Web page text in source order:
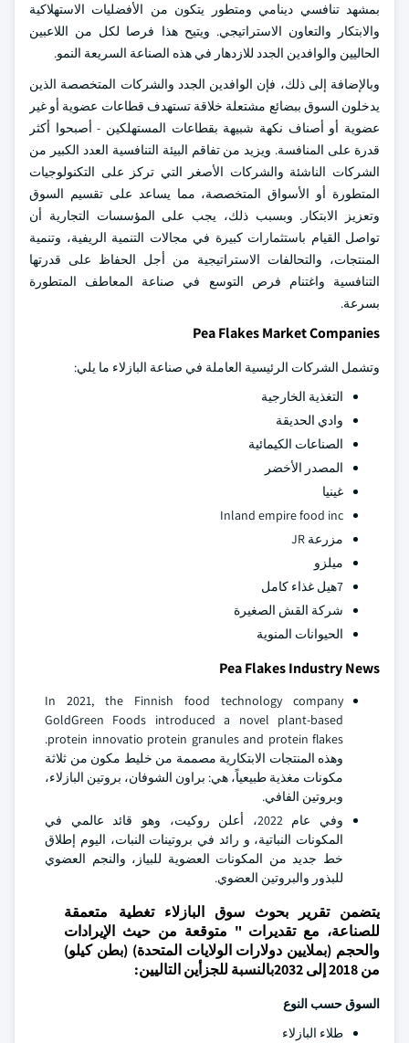
بمشهد تنافسي دينامي ومتطور يتكون من الأفضليات الاستهلاكية
والابتكار والتعاون الاستراتيجي. ويتيح هذا فرصا لكل من اللاعبين
الحاليين والوافدين الجدد للازدهار في هذه الصناعة السريعة النمو.
وبالإضافة إلى ذلك، فإن الوافدين الجدد والشركات المتخصصة الذين
يدخلون السوق ببضائع مشتعلة خلاقة تستهدف قطاعات عضوية أو غير
عضوية أو أصناف نكهة شبيهة بقطاعات المستهلكين - أصبحوا أكثر
قدرة على المنافسة. ويزيد من تفاقم البيئة التنافسية العدد الكبير من
الشركات الناشئة والشركات الأصغر التي تركز على التكنولوجيات
المتطورة أو الأسواق المتخصصة، مما يساعد على تقسيم السوق
وتعزيز الابتكار. وبسبب ذلك، يجب على المؤسسات التجارية أن
تواصل القيام باستثمارات كبيرة في مجالات التنمية الريفية، وتنمية
المنتجات، والتحالفات الاستراتيجية من أجل الحفاظ على قدرتها
التنافسية واغتنام فرص التوسع في صناعة المعاطف المتطورة
بسرعة.
Pea Flakes Market Companies
وتشمل الشركات الرئيسية العاملة في صناعة البازلاء ما يلي:
التغذية الخارجية
وادي الحديقة
الصناعات الكيمائية
المصدر الأخضر
غينيا
Inland empire food inc
مزرعة JR
ميلزو
7هيل غذاء كامل
شركة القش الصغيرة
الحيوانات المنوية
Pea Flakes Industry News
In 2021, the Finnish food technology company
GoldGreen Foods introduced a novel plant-based
protein innovatio protein granules and protein flakes.
وهذه المنتجات الابتكارية مصممة من خليط مكون من ثلاثة
مكونات مغذية طبيعياً، هي: براون الشوفان، بروتين البازلاء،
وبروتين الفافي.
وفي عام 2022، أعلن روكيت، وهو قائد عالمي في
المكونات النباتية، و رائد في بروتينات النبات، اليوم إطلاق
خط جديد من المكونات العضوية للبياز، والنجم العضوي
للبذور والبروتين العضوي.
يتضمن تقرير بحوث سوق البازلاء تغطية متعمقة
للصناعة، مع تقديرات " متوقعة من حيث الإيرادات
والحجم (بملايين دولارات الولايات المتحدة) (بطن كيلو)
من 2018 إلى 2032بالنسبة للجزأين التاليين:
السوق حسب النوع
طلاء البازلاء